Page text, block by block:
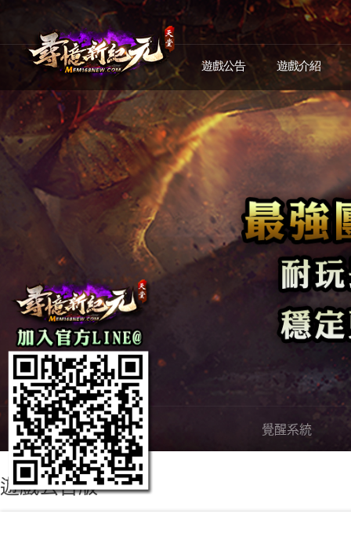
遊戲公告 遊戲介紹
嶄新內容 覺醒系統
遊戲公告版